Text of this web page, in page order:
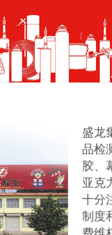
盛龙
品检
胶、
亚克
十分
制度